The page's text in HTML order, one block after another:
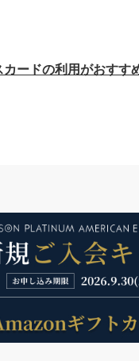
ードの利用がおすす